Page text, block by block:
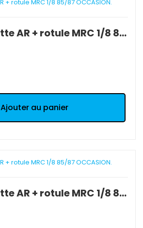
16209/Biellette AR + rotule MRC 1/8 85/87 OCCASION.
Ajouter au panier
16209/Biellette AR + rotule MRC 1/8 85/87 OCCASION.